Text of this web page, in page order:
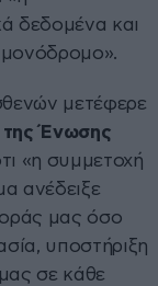
δεδομένα και
μετέφερε
της Ένωσης
«η συμμετοχή
ανέδειξε
μας όσο
υποστήριξη
σε κάθε